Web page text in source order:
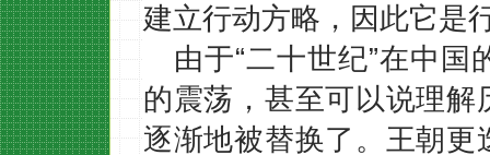
建立行动方略，因此它是
由于“二十世纪”在中
的震荡，甚至可以说理
逐渐地被替换了。王朝